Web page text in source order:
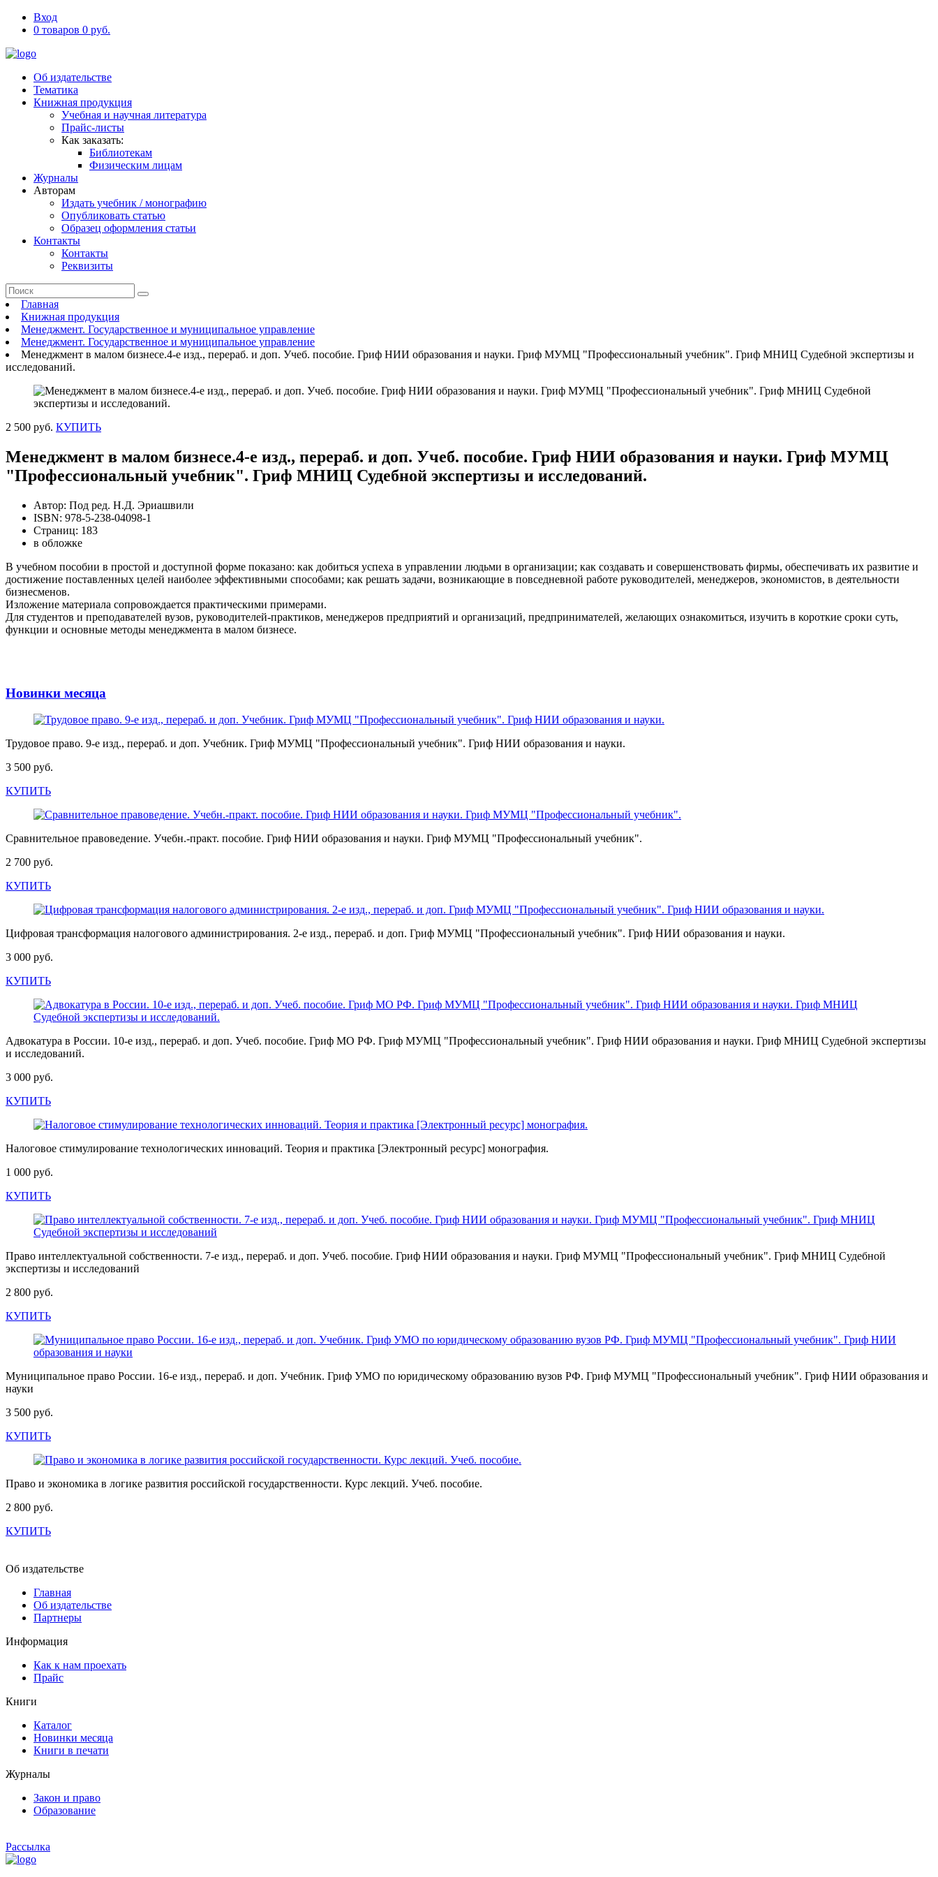
Вход
0 товаров 0 руб.
Об издательстве
Тематика
Книжная продукция
Учебная и научная литература
Прайс-листы
Как заказать:
Библиотекам
Физическим лицам
Журналы
Авторам
Издать учебник / монографию
Опубликовать статью
Образец оформления статьи
Контакты
Контакты
Реквизиты
Главная
Книжная продукция
Менеджмент. Государственное и муниципальное управление
Менеджмент. Государственное и муниципальное управление
Менеджмент в малом бизнесе.4-е изд., перераб. и доп. Учеб. пособие. Гриф НИИ образования и науки. Гриф МУМЦ "Профессиональный учебник". Гриф МНИЦ Судебной экспертизы и
исследований.
2 500 руб. КУПИТЬ
Менеджмент в малом бизнесе.4-е изд., перераб. и доп. Учеб. пособие. Гриф НИИ образования и науки. Гриф МУМЦ
"Профессиональный учебник". Гриф МНИЦ Судебной экспертизы и исследований.
Автор: Под ред. Н.Д. Эриашвили
ISBN: 978-5-238-04098-1
Страниц: 183
в обложке
В учебном пособии в простой и доступной форме показано: как добиться успеха в управлении людьми в организации; как создавать и совершенствовать фирмы, обеспечивать их развитие и
достижение поставленных целей наиболее эффективными способами; как решать задачи, возникающие в повседневной работе руководителей, менеджеров, экономистов, в деятельности
бизнесменов.
Изложение материала сопровождается практическими примерами.
Для студентов и преподавателей вузов, руководителей-практиков, менеджеров предприятий и организаций, предпринимателей, желающих ознакомиться, изучить в короткие сроки суть,
функции и основные методы менеджмента в малом бизнесе.
Новинки месяца
Трудовое право. 9-е изд., перераб. и доп. Учебник. Гриф МУМЦ "Профессиональный учебник". Гриф НИИ образования и науки.
3 500 руб.
КУПИТЬ
Сравнительное правоведение. Учебн.-практ. пособие. Гриф НИИ образования и науки. Гриф МУМЦ "Профессиональный учебник".
2 700 руб.
КУПИТЬ
Цифровая трансформация налогового администрирования. 2-е изд., перераб. и доп. Гриф МУМЦ "Профессиональный учебник". Гриф НИИ образования и науки.
3 000 руб.
КУПИТЬ
Адвокатура в России. 10-е изд., перераб. и доп. Учеб. пособие. Гриф МО РФ. Гриф МУМЦ "Профессиональный учебник". Гриф НИИ образования и науки. Гриф МНИЦ Судебной экспертизы
и исследований.
3 000 руб.
КУПИТЬ
Налоговое стимулирование технологических инноваций. Теория и практика [Электронный ресурс] монография.
1 000 руб.
КУПИТЬ
Право интеллектуальной собственности. 7-е изд., перераб. и доп. Учеб. пособие. Гриф НИИ образования и науки. Гриф МУМЦ "Профессиональный учебник". Гриф МНИЦ Судебной
экспертизы и исследований
2 800 руб.
КУПИТЬ
Муниципальное право России. 16-е изд., перераб. и доп. Учебник. Гриф УМО по юридическому образованию вузов РФ. Гриф МУМЦ "Профессиональный учебник". Гриф НИИ образования и
науки
3 500 руб.
КУПИТЬ
Право и экономика в логике развития российской государственности. Курс лекций. Учеб. пособие.
2 800 руб.
КУПИТЬ
Об издательстве
Главная
Об издательстве
Партнеры
Информация
Как к нам проехать
Прайс
Книги
Каталог
Новинки месяца
Книги в печати
Журналы
Закон и право
Образование
Рассылка